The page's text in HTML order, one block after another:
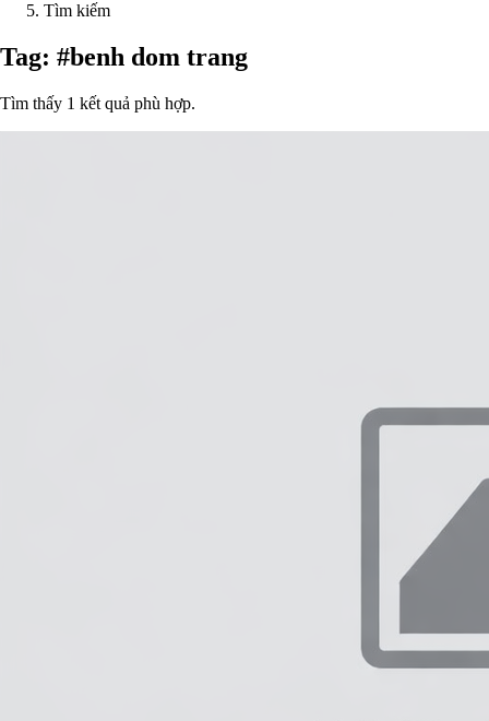
Tìm kiếm
Tag: #benh dom trang
Tìm thấy 1 kết quả phù hợp.